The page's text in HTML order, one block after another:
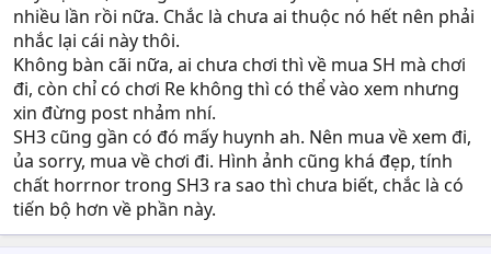
nhiều lần rồi nữa. Chắc là chưa ai thuộc nó hết nên phải
nhắc lại cái này thôi.
Không bàn cãi nữa, ai chưa chơi thì về mua SH mà chơi
đi, còn chỉ có chơi Re không thì có thể vào xem nhưng
xin đừng post nhảm nhí.
SH3 cũng gần có đó mấy huynh ah. Nên mua về xem đi,
ủa sorry, mua về chơi đi. Hình ảnh cũng khá đẹp, tính
chất horrnor trong SH3 ra sao thì chưa biết, chắc là có
tiến bộ hơn về phần này.